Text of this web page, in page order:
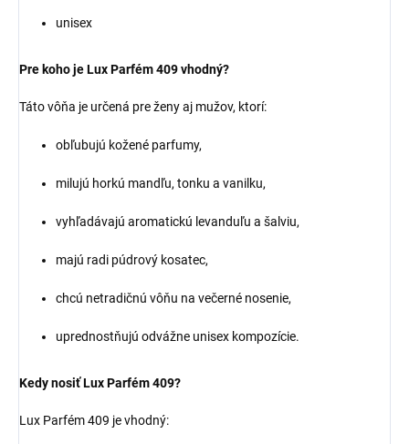
unisex
Pre koho je Lux Parfém 409 vhodný?
Táto vôňa je určená pre ženy aj mužov, ktorí:
obľubujú kožené parfumy,
milujú horkú mandľu, tonku a vanilku,
vyhľadávajú aromatickú levanduľu a šalviu,
majú radi púdrový kosatec,
chcú netradičnú vôňu na večerné nosenie,
uprednostňujú odvážne unisex kompozície.
Kedy nosiť Lux Parfém 409?
Lux Parfém 409 je vhodný: